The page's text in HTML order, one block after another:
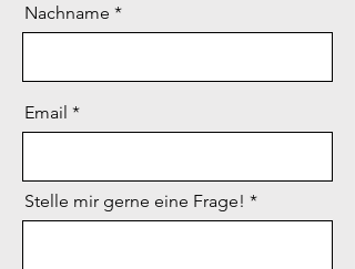
Nachname
Email
Stelle mir gerne eine Frage!